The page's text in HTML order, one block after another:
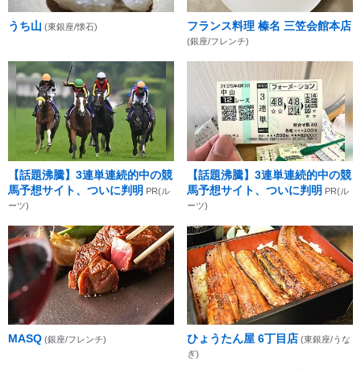
うち山 (東銀座/懐石) フランス料理 榛名 三笠会館本店
(銀座/フレンチ)
【話題沸騰】3連単連続的中の競
馬予想サイト、ついに判明 PR(ル
ーツ)
【話題沸騰】3連単連続的中の競
馬予想サイト、ついに判明 PR(ル
ーツ)
MASQ (銀座/フレンチ) ひょうたん屋 6丁目店 (東銀座/うな
ぎ)